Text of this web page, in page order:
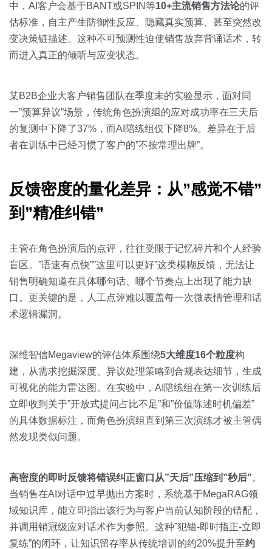
中，AI客户会基于BANT或SPIN等10+主流销售方法论的评
估标准，自主产生防御性反应、隐藏真实预算、甚至突然改
变决策链描述。这种不可预测性迫使销售放弃背诵话术，转
而进入真正的倾听与应变状态。
某B2B企业大客户销售团队在季度末的实验显示，面对同
一”预算异议”场景，传统角色扮演组的应对成功率在三天后
的复测中下降了37%，而AI陪练组仅下降8%。差异在于后
者在训练中已经习惯了客户的”不按常理出牌”。
反馈密度的量化差异：从”感觉不错”
到”精准纠错”
主管在角色扮演后的点评，往往受限于记忆碎片和个人经验
盲区。”语速有点快””这里可以更好”这类模糊反馈，无法让
销售明确知道在具体哪句话、哪个节奏点上出现了能力缺
口。更关键的是，人工点评难以覆盖每一次微表情管理和话
术逻辑漏洞。
深维智信Megaview的评估体系围绕5大维度16个粒度构
建，从需求挖掘深度、异议处理策略到合规表达细节，生成
可视化的能力雷达图。在实验中，AI陪练组在第一次训练后
立即收到关于”开放式提问占比不足”和”价值陈述时机偏差”
的具体数据标注，而角色扮演组直到第三次演练才被主管偶
然发现类似问题。
高密度的即时反馈将错误纠正窗口从”天后”压缩到”秒后”。
当销售在AI对话中过早抛出方案时，系统基于MegaRAG领
域知识库，能立即指出该行为与客户当前认知阶段的错配，
并调用销冠级应对话术作为参照。这种”犯错-即时指正-立即
复练”的闭环，让知识留存率从传统培训的约20%提升至约